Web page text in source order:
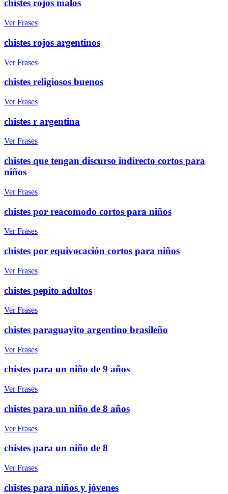
chistes rojos malos
Ver Frases
chistes rojos argentinos
Ver Frases
chistes religiosos buenos
Ver Frases
chistes r argentina
Ver Frases
chistes que tengan discurso indirecto cortos para
niños
Ver Frases
chistes por reacomodo cortos para niños
Ver Frases
chistes por equivocación cortos para niños
Ver Frases
chistes pepito adultos
Ver Frases
chistes paraguayito argentino brasileño
Ver Frases
chistes para un niño de 9 años
Ver Frases
chistes para un niño de 8 años
Ver Frases
chistes para un niño de 8
Ver Frases
chistes para niños y jóvenes